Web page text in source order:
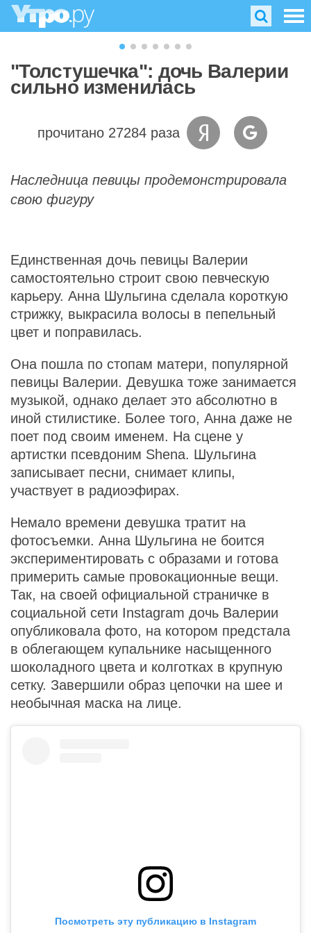
"Толстушечка": дочь Валерии
сильно изменилась
прочитано 27284 раза
Наследница певицы продемонстрировала
свою фигуру
Единственная дочь певицы Валерии
самостоятельно строит свою певческую
карьеру. Анна Шульгина сделала короткую
стрижку, выкрасила волосы в пепельный
цвет и поправилась.
Она пошла по стопам матери, популярной
певицы Валерии. Девушка тоже занимается
музыкой, однако делает это абсолютно в
иной стилистике. Более того, Анна даже не
поет под своим именем. На сцене у
артистки псевдоним Shena. Шульгина
записывает песни, снимает клипы,
участвует в радиоэфирах.
Немало времени девушка тратит на
фотосъемки. Анна Шульгина не боится
экспериментировать с образами и готова
примерить самые провокационные вещи.
Так, на своей официальной страничке в
социальной сети Instagram дочь Валерии
опубликовала фото, на котором предстала
в облегающем купальнике насыщенного
шоколадного цвета и колготках в крупную
сетку. Завершили образ цепочки на шее и
необычная маска на лице.
Посмотреть эту публикацию в Instagram